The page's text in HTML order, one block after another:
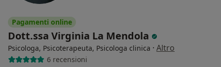
Pagamenti online
Dott.ssa Virginia La Mendola
Psicologa, Psicoterapeuta, Psicologa clinica · Altro
6 recensioni